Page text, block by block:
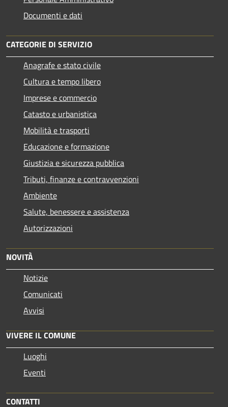
Documenti e dati
CATEGORIE DI SERVIZIO
Anagrafe e stato civile
Cultura e tempo libero
Imprese e commercio
Catasto e urbanistica
Mobilità e trasporti
Educazione e formazione
Giustizia e sicurezza pubblica
Tributi, finanze e contravvenzioni
Ambiente
Salute, benessere e assistenza
Autorizzazioni
NOVITÀ
Notizie
Comunicati
Avvisi
VIVERE IL COMUNE
Luoghi
Eventi
CONTATTI